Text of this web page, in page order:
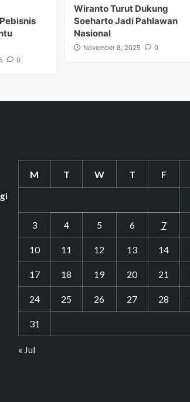
0
Wiranto Turut Dukung
Soeharto Jadi Pahlawan
Nasional
November 8, 2025 0
M T W T F
3 4 5 6 7
10 11 12 13 14
17 18 19 20 21
24 25 26 27 28
31
« Jul